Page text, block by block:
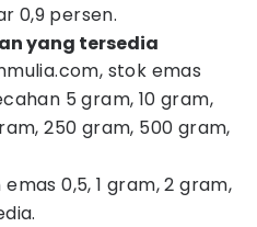
0,9 persen.
yang tersedia
stok emas
5 gram, 10 gram,
250 gram, 500 gram,
0,5, 1 gram, 2 gram,